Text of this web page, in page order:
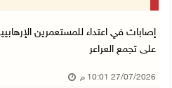
إصابات في اعتداء للمستعمرين
على تجمع العراعر
27/07/2026 10:01 م